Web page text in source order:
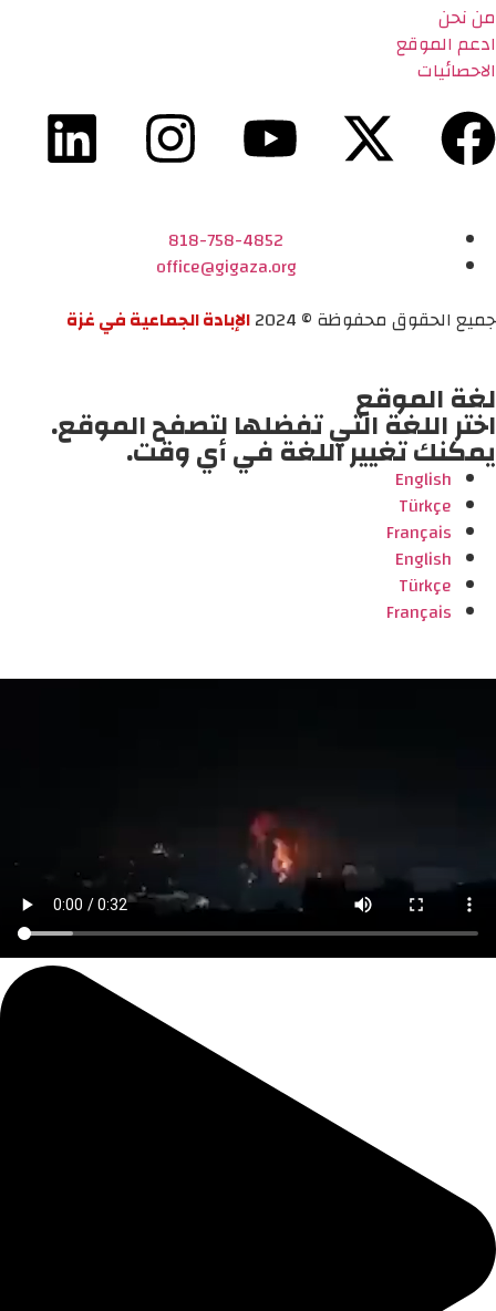
من نحن
ادعم الموقع
الاحصائيات
818-758-4852
office@gigaza.org
جميع الحقوق محفوظة © 2024
الإبادة الجماعية في غزة
لغة الموقع
اختر اللغة التي تفضلها لتصفح الموقع.
يمكنك تغيير اللغة في أي وقت.
English
Türkçe
Français
English
Türkçe
Français